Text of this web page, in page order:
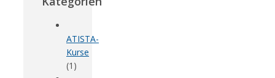
ATISTA-
Kurse
(1)